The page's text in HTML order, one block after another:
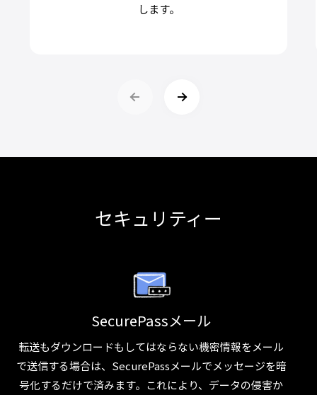
します。
セキュリティー
SecurePassメール
転送もダウンロードもしてはならない機密情報をメール
で送信する場合は、SecurePassメールでメッセージを暗
号化するだけで済みます。これにより、データの侵害か